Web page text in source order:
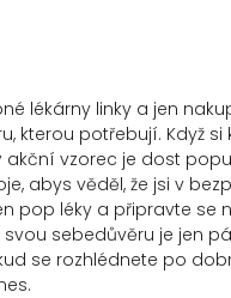
lékárny linky a jen
kterou potřebují. Když si
akční vzorec je dost
abys věděl, že jsi v
pop léky a připravte se
sebedůvěru je jen
se rozhlédnete po